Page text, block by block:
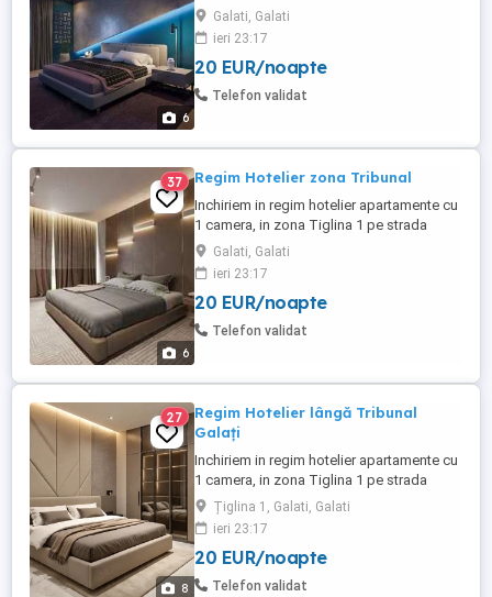
6
Brailei. Dotările apartamentelor sunt = Pat
matrimonial =Tv led SMART YOUTUBE
NETFLIX =Wifi VITEZĂ = frigider = cuptor
cu microunde = plita electrica =CENTRALA
TERMICĂ PROPRIE = Mașină de spălat =
Galati, Galati
ieri 23:17
20 EUR/noapte
Telefon validat
6
37 Regim Hotelier zona Tribunal
Inchiriem in regim hotelier apartamente cu
1 camera, in zona Tiglina 1 pe strada
Brailei. Dotările apartamentelor sunt: =Pat
matrimonial =Tv led SMART YouTube
NETFLIX = Wifi viteză =frigider =cuptor cu
microunde =plita electrica =CENTRALA
TERMICĂ PROPRIE, =Mașină de spălat =
Galati, Galati
ieri 23:17
20 EUR/noapte
Telefon validat
8
27
Regim Hotelier lângă Tribunal
Galați
Inchiriem in regim hotelier apartamente cu
1 camera, in zona Tiglina 1 pe strada
Brailei. Dotările apartamentelor sunt: =TV
SMART YOUTUBE NETFLIX =Pat
matrimonial = Wifi viteză = frigider =
cuptor cu microunde = Mașină de cafea
=Mașină de spălat =CENTRALA TERMICĂ
Țiglina 1, Galati, Galati
ieri 23:17
20 EUR/noapte
Telefon validat